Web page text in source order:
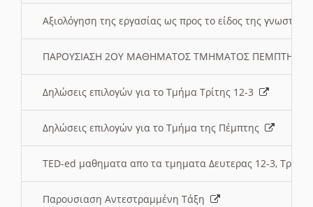
Αξιολόγηση της εργασίας ως προς το είδος της
ΠΑΡΟΥΣΙΑΣΗ 2ΟΥ ΜΑΘΗΜΑΤΟΣ ΤΜΗΜΑΤΟΣ
Δηλώσεις επιλογών για το Τμήμα Τρίτης 12-3
Δηλώσεις επιλογών για το Τμήμα της Πέμπτης
TED-ed μαθηματα απο τα τμηματα Δευτερας 12-3,
Παρουσιαση Αντεστραμμένη Τάξη